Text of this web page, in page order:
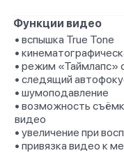
Функции видео
• вспышка True Tone
•
• режим «Таймлапс»
• следящий
• шумоподавление
• возможность
видео
• увеличение при
• привязка видео к